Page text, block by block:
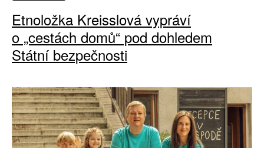
Etnoložka Kreisslová vypráví
o „cestách domů“ pod dohledem
Státní bezpečnosti